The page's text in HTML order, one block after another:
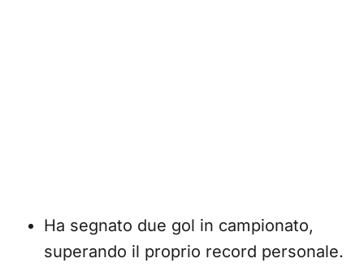
Ha segnato due gol in campionato,
superando il proprio record personale.